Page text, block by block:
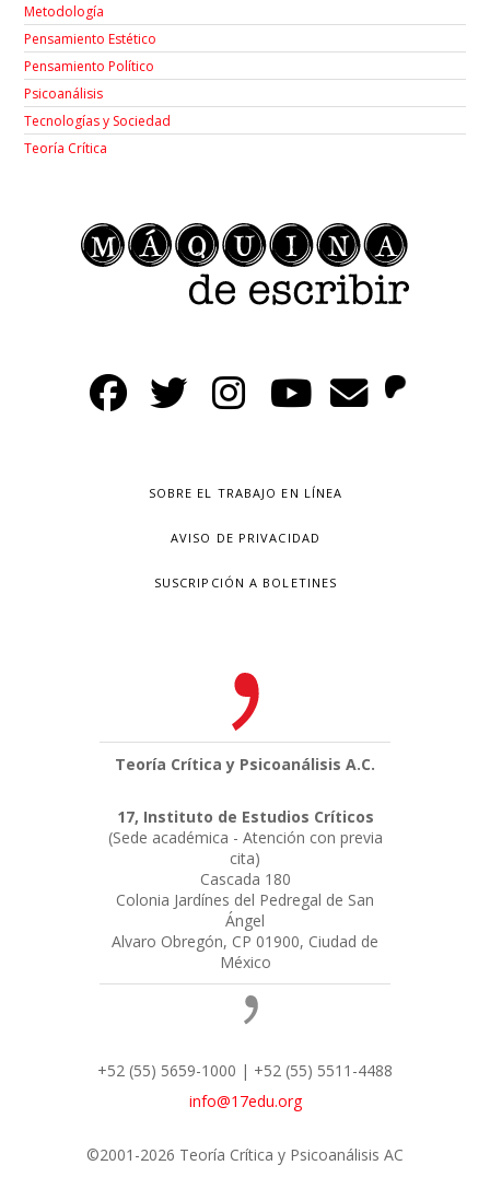
Metodología
Pensamiento Estético
Pensamiento Político
Psicoanálisis
Tecnologías y Sociedad
Teoría Crítica
SOBRE EL TRABAJO EN LÍNEA
AVISO DE PRIVACIDAD
SUSCRIPCIÓN A BOLETINES
Teoría Crítica y Psicoanálisis A.C.
17, Instituto de Estudios Críticos
(Sede académica - Atención con previa
cita)
Cascada 180
Colonia Jardínes del Pedregal de San
Ángel
Alvaro Obregón, CP 01900, Ciudad de
México
+52 (55) 5659-1000 | +52 (55) 5511-4488
info@17edu.org
©2001-2026 Teoría Crítica y Psicoanálisis AC